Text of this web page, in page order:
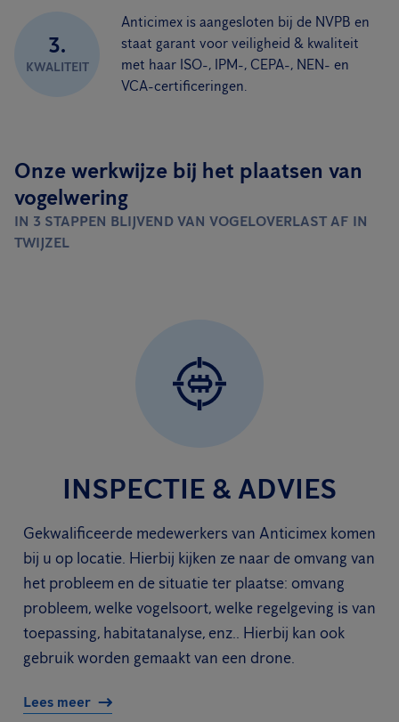
3.
KWALITEIT
Anticimex is aangesloten bij de NVPB en
staat garant voor veiligheid & kwaliteit
met haar ISO-, IPM-, CEPA-, NEN- en
VCA-certificeringen.
Onze werkwijze bij het plaatsen van
vogelwering
IN 3 STAPPEN BLIJVEND VAN VOGELOVERLAST AF IN
TWIJZEL
INSPECTIE & ADVIES
Gekwalificeerde medewerkers van Anticimex komen
bij u op locatie. Hierbij kijken ze naar de omvang van
het probleem en de situatie ter plaatse: omvang
probleem, welke vogelsoort, welke regelgeving is van
toepassing, habitatanalyse, enz.. Hierbij kan ook
gebruik worden gemaakt van een drone.
Lees meer